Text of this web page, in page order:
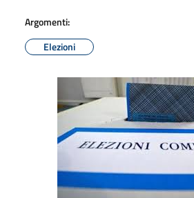
Argomenti:
Elezioni